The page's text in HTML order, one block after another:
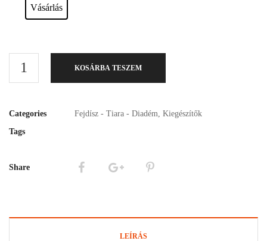
Vásárlás
KOSÁRBA TESZEM
Categories Fejdísz - Tiara - Diadém Kiegészítők
Tags
Share
LEÍRÁS